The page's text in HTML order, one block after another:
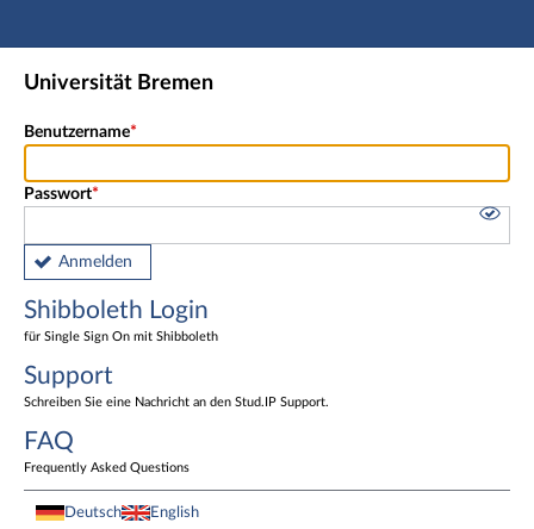
Hauptnavigation
Shibboleth Login
Universität Bremen
Benutzername
Passwort
Anmelden
Shibboleth Login
für Single Sign On mit Shibboleth
Support
Schreiben Sie eine Nachricht an den Stud.IP Support.
FAQ
Frequently Asked Questions
Deutsch English